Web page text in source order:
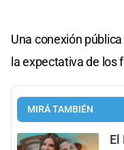
Una conexión
la expectativa de los
MIRÁ TAMBIÉN
El